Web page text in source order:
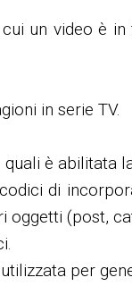
un video è
in serie TV.
è abilitata
di
(post,
per